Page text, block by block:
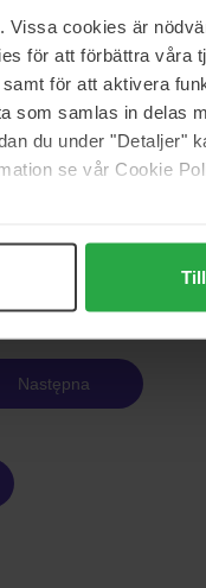
Vissa cookies är
för att förbättra våra
för att aktivera
som samlas in delas
du under "Detaljer"
se vår Cookie
Night-Time
Następna